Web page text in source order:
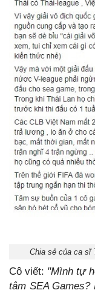
Chia sẻ của ca sĩ
Cô viết: "Mình tự
tâm SEA